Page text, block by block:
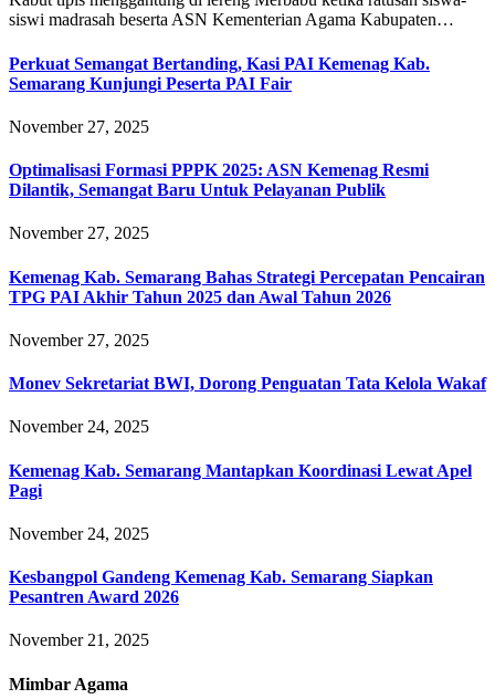
siswi madrasah beserta ASN Kementerian Agama Kabupaten…
Perkuat Semangat Bertanding, Kasi PAI Kemenag Kab.
Semarang Kunjungi Peserta PAI Fair
November 27, 2025
Optimalisasi Formasi PPPK 2025: ASN Kemenag Resmi
Dilantik, Semangat Baru Untuk Pelayanan Publik
November 27, 2025
Kemenag Kab. Semarang Bahas Strategi Percepatan Pencairan
TPG PAI Akhir Tahun 2025 dan Awal Tahun 2026
November 27, 2025
Monev Sekretariat BWI, Dorong Penguatan Tata Kelola Wakaf
November 24, 2025
Kemenag Kab. Semarang Mantapkan Koordinasi Lewat Apel
Pagi
November 24, 2025
Kesbangpol Gandeng Kemenag Kab. Semarang Siapkan
Pesantren Award 2026
November 21, 2025
Mimbar Agama